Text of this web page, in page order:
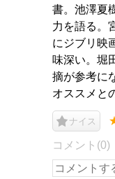
書。池澤夏
力を語る。
にジブリ映
味深い。堀
摘が参考に
オススメと
ナイス
コメント(0)